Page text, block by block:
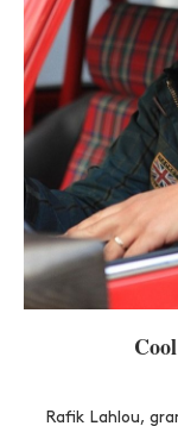
Rafik Lahlou,